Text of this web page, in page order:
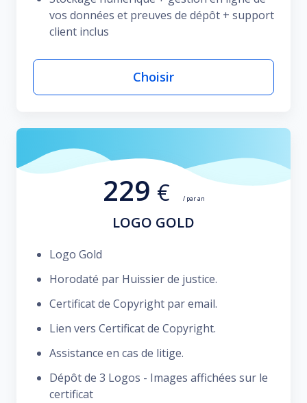
vos données et preuves de dépôt + support
client inclus
Choisir
229 € / par an
LOGO GOLD
Logo Gold
Horodaté par Huissier de justice.
Certificat de Copyright par email.
Lien vers Certificat de Copyright.
Assistance en cas de litige.
Dépôt de 3 Logos - Images affichées sur le
certificat